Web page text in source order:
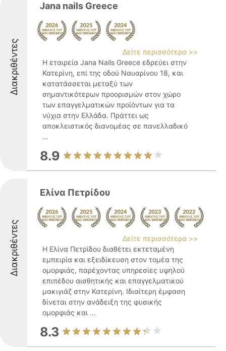
Διακριθέντες
Jana nails Greece
Δείτε περισσότερα >>
Η εταιρεία Jana Nails Greece εδρεύει στην
Κατερίνη, επί της οδού Ναυαρίνου 18, και
κατατάσσεται μεταξύ των
σημαντικότερων προορισμών στον χώρο
των επαγγελματικών προϊόντων για τα
νύχια στην Ελλάδα. Πράττει ως
αποκλειστικός διανομέας σε πανελλαδικό
...
8.9
Διακριθέντες
Ελίνα Πετρίδου
Δείτε περισσότερα >>
Η Ελίνα Πετρίδου διαθέτει εκτεταμένη
εμπειρία και εξειδίκευση στον τομέα της
ομορφιάς, παρέχοντας υπηρεσίες υψηλού
επιπέδου αισθητικής και επαγγελματικού
μακιγιάζ στην Κατερίνη. Ιδιαίτερη έμφαση
δίνεται στην ανάδειξη της φυσικής
ομορφιάς και ...
8.3